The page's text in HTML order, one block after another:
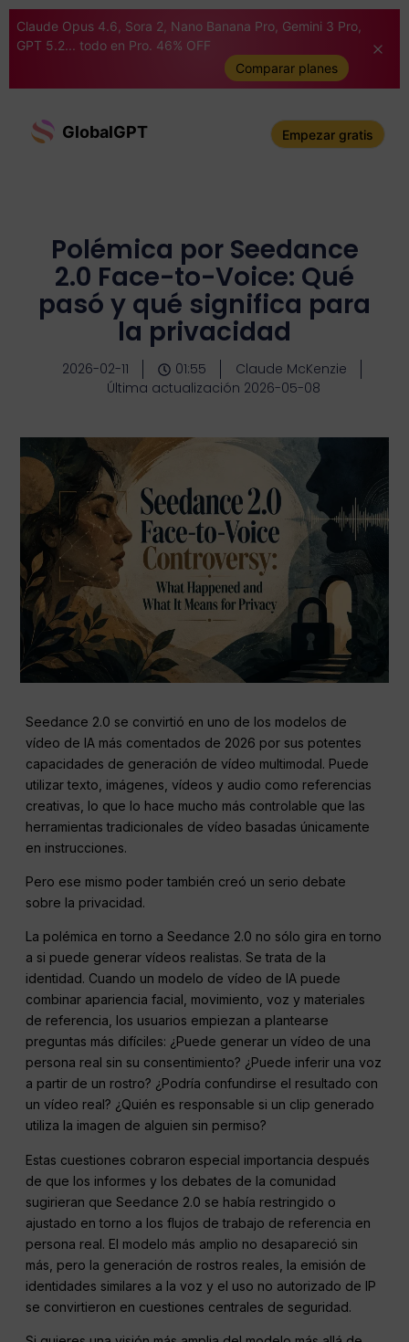
Claude Opus 4.6, Sora 2, Nano Banana Pro, Gemini 3 Pro,
GPT 5.2... todo en Pro. 46% OFF
Comparar planes
GlobalGPT Empezar gratis
Polémica por Seedance
2.0 Face-to-Voice: Qué
pasó y qué significa para
la privacidad
2026-02-11 01:55
Claude McKenzie
Última actualización 2026-05-08
Seedance 2.0 se convirtió en uno de los modelos de
vídeo de IA más comentados de 2026 por sus potentes
capacidades de generación de vídeo multimodal. Puede
utilizar texto, imágenes, vídeos y audio como referencias
creativas, lo que lo hace mucho más controlable que las
herramientas tradicionales de vídeo basadas únicamente
en instrucciones.
Pero ese mismo poder también creó un serio debate
sobre la privacidad.
La polémica en torno a Seedance 2.0 no sólo gira en torno
a si puede generar vídeos realistas. Se trata de la
identidad. Cuando un modelo de vídeo de IA puede
combinar apariencia facial, movimiento, voz y materiales
de referencia, los usuarios empiezan a plantearse
preguntas más difíciles: ¿Puede generar un vídeo de una
persona real sin su consentimiento? ¿Puede inferir una voz
a partir de un rostro? ¿Podría confundirse el resultado con
un vídeo real? ¿Quién es responsable si un clip generado
utiliza la imagen de alguien sin permiso?
Estas cuestiones cobraron especial importancia después
de que los informes y los debates de la comunidad
sugirieran que Seedance 2.0 se había restringido o
ajustado en torno a los flujos de trabajo de referencia en
persona real. El modelo más amplio no desapareció sin
más, pero la generación de rostros reales, la emisión de
identidades similares a la voz y el uso no autorizado de IP
se convirtieron en cuestiones centrales de seguridad.